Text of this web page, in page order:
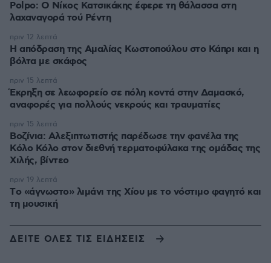
Polpo: O Νίκος Κατσικάκης έφερε τη θάλασσα στη
λαχαναγορά τού Ρέντη
Η απόδραση της Αμαλίας Κωστοπούλου στο Κάπρι και η
βόλτα με σκάφος
πριν 12 λεπτά
Έκρηξη σε λεωφορείο σε πόλη κοντά στην Δαμασκό,
αναφορές για πολλούς νεκρούς και τραυματίες
πριν 15 λεπτά
Βοζίνια: Αλεξιπτωτιστής παρέδωσε την φανέλα της
Κόλο Κόλο στον διεθνή τερματοφύλακα της ομάδας της
Χιλής, βίντεο
πριν 15 λεπτά
Tο «άγνωστο» λιμάνι της Χίου με το νόστιμο φαγητό και
τη μουσική
πριν 19 λεπτά
ΔΕΙΤΕ ΟΛΕΣ ΤΙΣ ΕΙΔΗΣΕΙΣ